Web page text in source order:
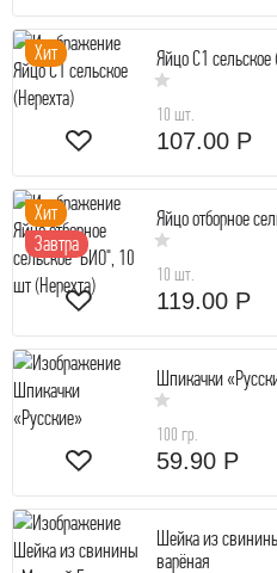
Хит Яйцо С1 сельское
10 шт.
107.00 Р
Хит
Завтра
Яйцо отборное
10 шт.
119.00 Р
Шпикачки
100 гр.
59.90 Р
Шейка из
варёная